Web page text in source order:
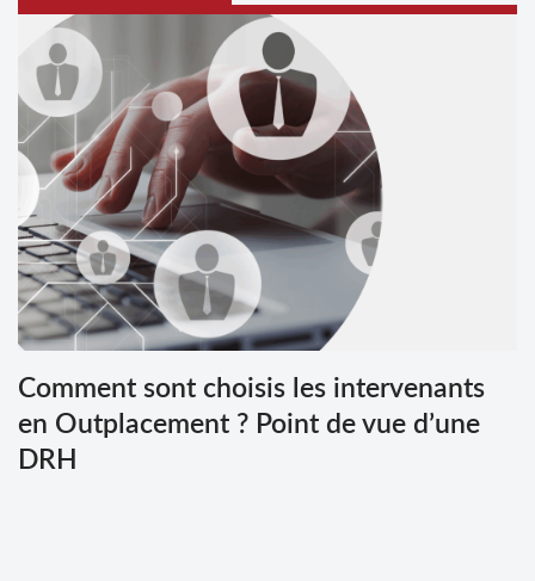
Comment sont choisis les intervenants
en Outplacement ? Point de vue d’une
DRH